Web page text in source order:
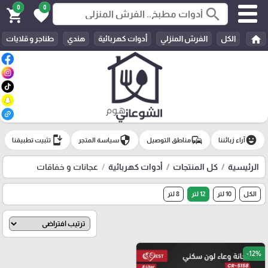
search
0
favorite
0
shopping_cart
home الكل الفرش المنزلي أدوات كهربائية هندي طناجر و قلايات
emoji_emotionsآراء زبائننا commuteمناطق التوصيل securityسياسة المتجر install_mobile تثبيت تطبيقنا
الرئيسية كل المنتجات أدوات كهربائية عجانات و خفاقات
الكل 10 لتر 12 لتر 8 لتر
favorite_border -12%